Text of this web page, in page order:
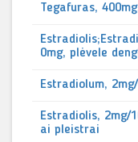
Tegafuras,
0mg, plėvele
Estradiolum,
Estradiolis, 2mg/
ai pleistrai